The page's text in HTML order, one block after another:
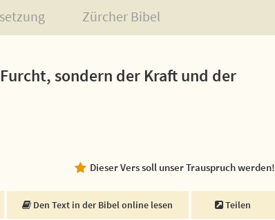
Zürcher Bibel
sondern der Kraft und der
Dieser Vers soll unser Trauspruch werden!
Den Text in der Bibel online lesen Teilen